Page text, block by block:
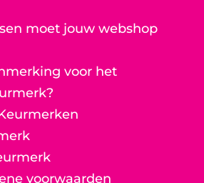
moet jouw webshop
voor het
voorwaarden